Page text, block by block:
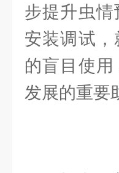
步提升虫
安装调试
的盲目使
发展的重要